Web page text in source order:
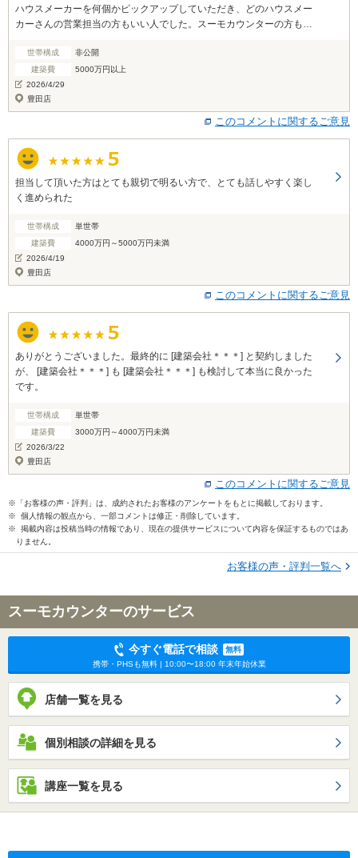
ハウスメーカーを何個かピックアップしていただき、どのハウスメー
カーさんの営業担当の方もいい人でした。スーモカウンターの方も親
悩んでくださり、本当に有難かったです。的確なアドバイスもありが
とうございました。成約は違うハウスメーカーになりましたが、とて
も使ってよかったと思っています。
世帯構成
非公開
建築費
5000万円以上
2026/4/29
豊田店
このコメントに関するご意見
担当して頂いた方はとても親切で明るい方で、とても話しやすく楽し
く進められた
世帯構成
単世帯
建築費
4000万円～5000万円未満
2026/4/19
豊田店
このコメントに関するご意見
ありがとうございました。最終的に [建築会社＊＊＊] と契約しました
が、 [建築会社＊＊＊] も [建築会社＊＊＊] も検討して本当に良かった
です。
世帯構成
単世帯
建築費
3000万円～4000万円未満
2026/3/22
豊田店
このコメントに関するご意見
※「お客様の声・評判」は、成約されたお客様のアンケートをもとに掲載しております。
※ 個人情報の観点から、一部コメントは修正・削除しています。
※ 掲載内容は投稿当時の情報であり、現在の提供サービスについて内容を保証するものではあ
りません。
お客様の声・評判一覧へ
スーモカウンターのサービス
今すぐ電話で相談
無料
携帯・PHSも無料 | 10:00〜18:00 年末年始休業
店舗一覧を見る
個別相談の詳細を見る
講座一覧を見る